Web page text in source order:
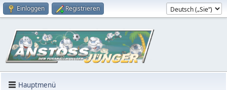
Einloggen Registrieren
Hauptmenü